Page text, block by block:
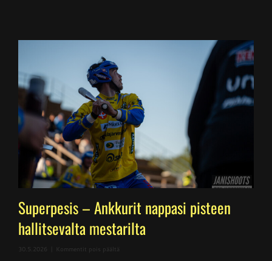
Superpesis – Ankkurit nappasi pisteen
hallitsevalta mestarilta
30.5.2026 Kommentit pois päältä